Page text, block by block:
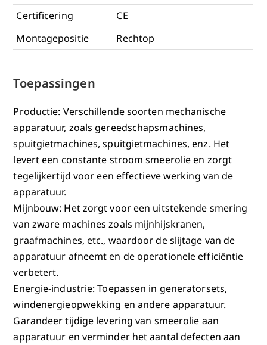
Certificering
CE
Montagepositie
Rechtop
Toepassingen
Productie: Verschillende soorten mechanische
apparatuur, zoals gereedschapsmachines,
spuitgietmachines, spuitgietmachines, enz. Het
levert een constante stroom smeerolie en zorgt
tegelijkertijd voor een effectieve werking van de
apparatuur.
Mijnbouw: Het zorgt voor een uitstekende smering
van zware machines zoals mijnhijskranen,
graafmachines, etc., waardoor de slijtage van de
apparatuur afneemt en de operationele efficiëntie
verbetert.
Energie-industrie: Toepassen in generatorsets,
windenergieopwekking en andere apparatuur.
Garandeer tijdige levering van smeerolie aan
apparatuur en verminder het aantal defecten aan